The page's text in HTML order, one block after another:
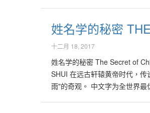
池。 对高深的水法，有深入研
的风水家，必须兼顾有关水位
果引起感情纠纷。 曾拜读过一
实也是具误导性的说法，其实
屋内安置一个小的动水摆设，
期的好风水效应。
姓名学的秘密
十二月 18, 2017
姓名学的秘密 The Secret of
SHUI 在远古轩辕黄帝时代，
雨"的奇观。 中文字为全世界